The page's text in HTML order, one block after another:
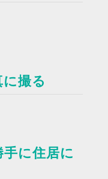
撮る
に住居に